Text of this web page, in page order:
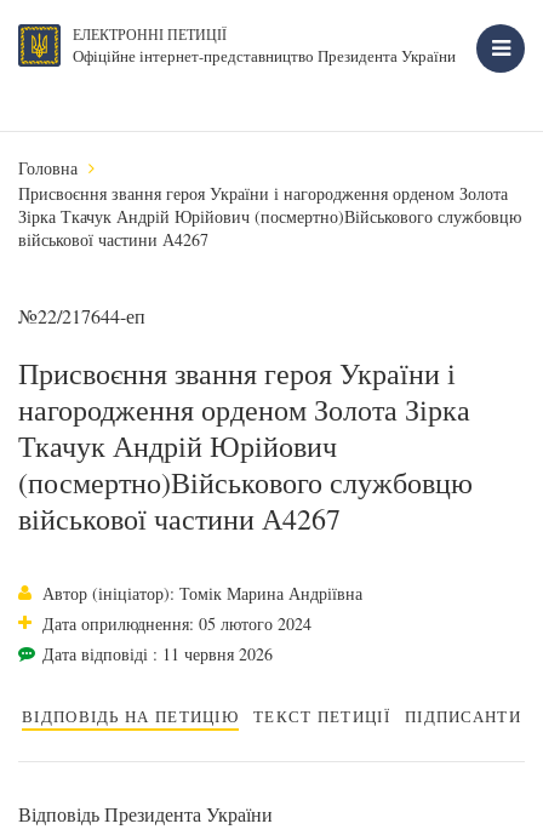
ЕЛЕКТРОННІ ПЕТИЦІЇ
Офіційне інтернет-представництво Президента України
Головна
Присвоєння звання героя України і нагородження орденом Золота
Зірка Ткачук Андрій Юрійович (посмертно)Військового службовцю
військової частини А4267
№22/217644-еп
Присвоєння звання героя України і
нагородження орденом Золота Зірка
Ткачук Андрій Юрійович
(посмертно)Військового службовцю
військової частини А4267
Автор (ініціатор): Томік Марина Андріївна
Дата оприлюднення: 05 лютого 2024
Дата відповіді : 11 червня 2026
ВІДПОВІДЬ НА ПЕТИЦІЮ ТЕКСТ ПЕТИЦІЇ ПІДПИСАНТИ
Відповідь Президента України